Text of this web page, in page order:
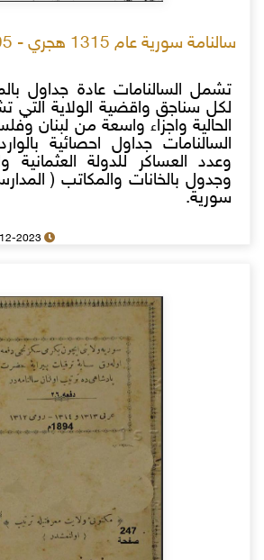
سالنامة سورية عام 1315 هجري - 1895م - الدفعة 27
تشمل السالنامات عادة جداول
لكل سناجق واقضية الولاية التي
الحالية واجزاء واسعة من لبنان
السالنامات جداول احصائية
وعدد العساكر للدولة العثمانية
وجدول بالخانات والمكاتب (
سورية.
30-12-2023